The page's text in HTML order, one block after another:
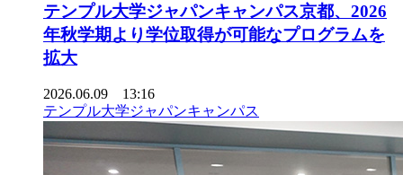
テンプル大学ジャパンキャンパス京都、2026
年秋学期より学位取得が可能なプログラムを
拡大
2026.06.09 13:16
テンプル大学ジャパンキャンパス